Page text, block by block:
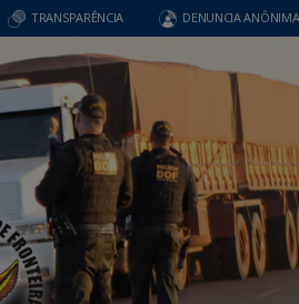
TRANSPARÊNCIA DENUNCIA ANÔNIMA